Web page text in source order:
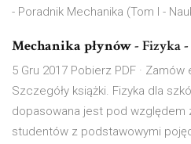
- Poradnik Mechanika (Tom I -
Mechanika płynów- Fizyka
5 Gru 2017 Pobierz PDF ·
Szczegóły książki. Fizyka dla
dopasowana jest pod względem
studentów z podstawowymi